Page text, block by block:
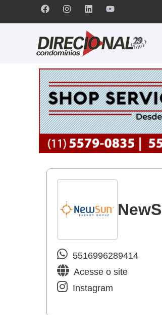
5516996289414
Acesse o site
Instagram